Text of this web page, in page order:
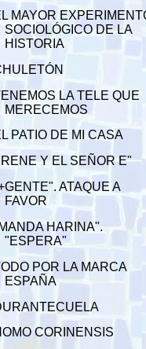
MAYOR
SOCIOLÓGICO DE LA
HISTORIA
LA TELE QUE
MERECEMOS
PATIO DE MI CASA
Y EL SEÑOR E"
ATAQUE A
FAVOR
HARINA".
"ESPERA"
POR LA MARCA
ESPAÑA
CORINENSIS